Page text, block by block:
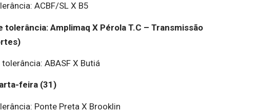
ACBF/SL X B5
Amplimaq X Pérola T.C – Transmissão
ABASF X Butiá
feira (31)
Ponte Preta X Brooklin